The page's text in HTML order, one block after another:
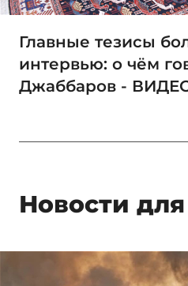
Главные тезисы
интервью: о чём
Джаббаров -
Новости